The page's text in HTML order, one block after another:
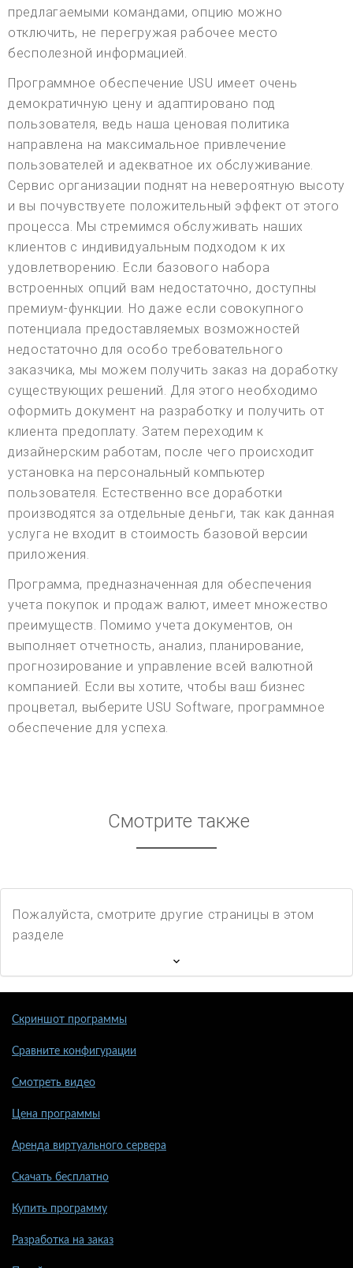
предлагаемыми командами, опцию можно
отключить, не перегружая рабочее место
бесполезной информацией.
Программное обеспечение USU имеет очень
демократичную цену и адаптировано под
пользователя, ведь наша ценовая политика
направлена на максимальное привлечение
пользователей и адекватное их обслуживание.
Сервис организации поднят на невероятную высоту
и вы почувствуете положительный эффект от этого
процесса. Мы стремимся обслуживать наших
клиентов с индивидуальным подходом к их
удовлетворению. Если базового набора
встроенных опций вам недостаточно, доступны
премиум-функции. Но даже если совокупного
потенциала предоставляемых возможностей
недостаточно для особо требовательного
заказчика, мы можем получить заказ на доработку
существующих решений. Для этого необходимо
оформить документ на разработку и получить от
клиента предоплату. Затем переходим к
дизайнерским работам, после чего происходит
установка на персональный компьютер
пользователя. Естественно все доработки
производятся за отдельные деньги, так как данная
услуга не входит в стоимость базовой версии
приложения.
Программа, предназначенная для обеспечения
учета покупок и продаж валют, имеет множество
преимуществ. Помимо учета документов, он
выполняет отчетность, анализ, планирование,
прогнозирование и управление всей валютной
компанией. Если вы хотите, чтобы ваш бизнес
процветал, выберите USU Software, программное
обеспечение для успеха.
Смотрите также
Пожалуйста, смотрите другие страницы в этом
разделе
Скриншот программы
Сравните конфигурации
Смотреть видео
Цена программы
Аренда виртуального сервера
Скачать бесплатно
Купить программу
Разработка на заказ